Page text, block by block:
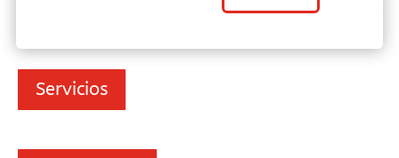
Servicios